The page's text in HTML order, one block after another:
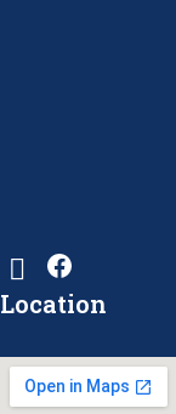
Location